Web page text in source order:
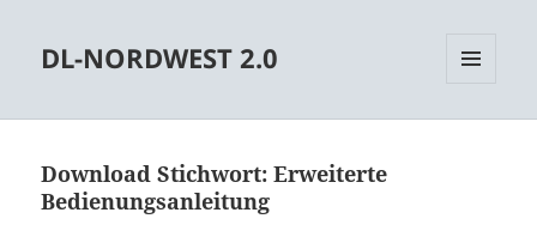
DL-NORDWEST 2.0
Download Stichwort:Erweiterte
Bedienungsanleitung